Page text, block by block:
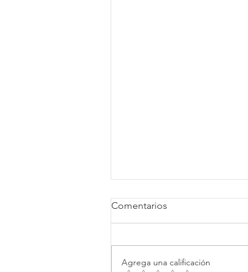
Comentarios
Agrega una calificación